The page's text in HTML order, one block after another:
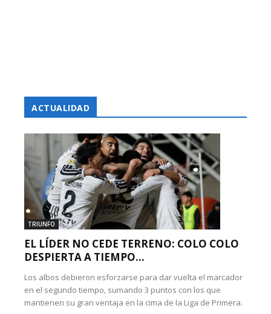
ACTUALIDAD
TRIUNFO
EL LÍDER NO CEDE TERRENO: COLO COLO
DESPIERTA A TIEMPO...
Los albos debieron esforzarse para dar vuelta el marcador
en el segundo tiempo, sumando 3 puntos con los que
mantienen su gran ventaja en la cima de la Liga de Primera.